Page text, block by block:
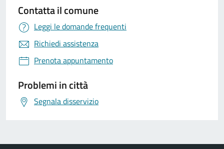
Contatta il comune
Leggi le domande frequenti
Richiedi assistenza
Prenota appuntamento
Problemi in città
Segnala disservizio